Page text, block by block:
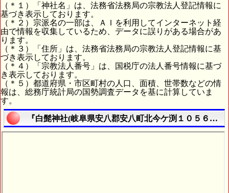
（＊１）「神社名」は、法務省法務局の宗教法人登記情報に
基づき表示しております。
（＊２）宗派名の一部は、ＡＩを利用してインターネット経
由で情報を収集しているため、データに誤りがある場合があ
ります。
（＊３）「住所」は、法務省法務局の宗教法人登記情報に基
づき表示しております。
（＊４）「宗教法人番号」は、国税庁の法人番号情報に基づ
き表示しております。
（＊５）都道府県・市区町村の人口、面積、世帯数などの情
報は、総務庁統計局の国勢調査データを基に計算していま
す。
『白髭神社(岐阜県安八郡安八町北今ケ渕１０５６番